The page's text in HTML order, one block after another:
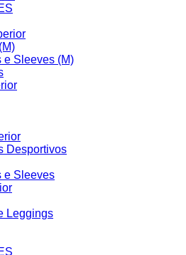
e Sleeves (M)
Desportivos
e Sleeves
Leggings